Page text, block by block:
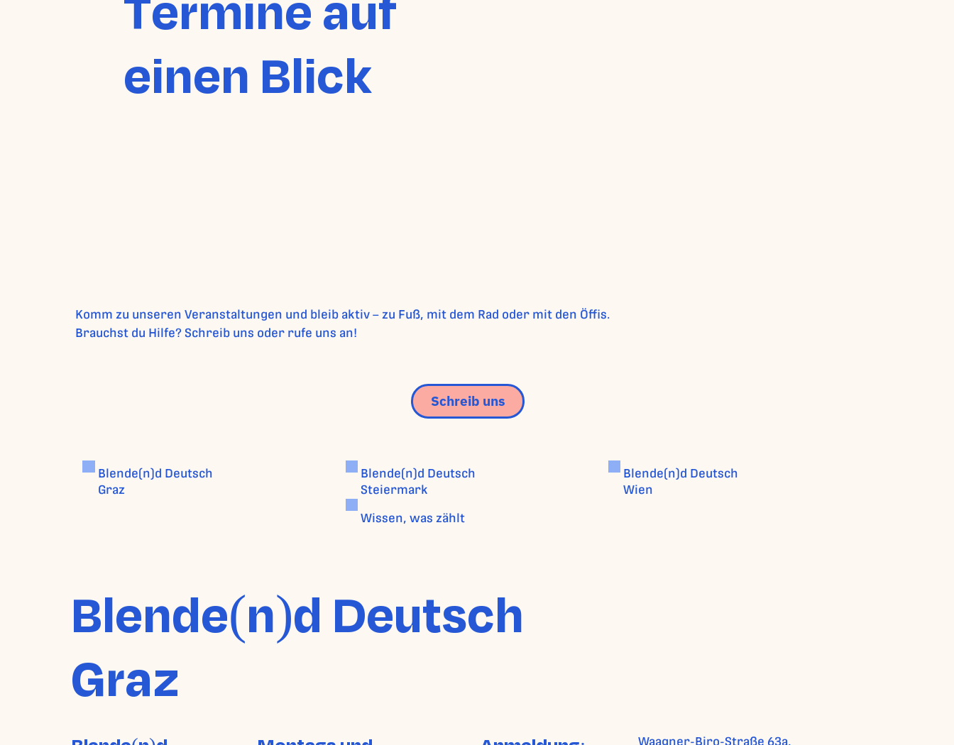
einen Blick
Komm zu unseren Veranstaltungen und bleib aktiv – zu Fuß, mit dem Rad oder mit den Öffis.
Brauchst du Hilfe? Schreib uns oder rufe uns an!
Schreib uns
Blende(n)d Deutsch
Graz
Blende(n)d Deutsch
Steiermark
Blende(n)d Deutsch
Wien
Wissen, was zählt
Blende(n)d Deutsch
Graz
Waagner-Biro-Straße 63a,